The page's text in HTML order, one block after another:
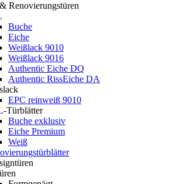
Renovierungstüren
Buche
Eiche
Weißlack 9010
Weißlack 9016
Authentic Eiche DQ
Authentic RissEiche DA
EPC reinweiß 9010
Türblätter
Buche exklusiv
Eiche Premium
Weiß